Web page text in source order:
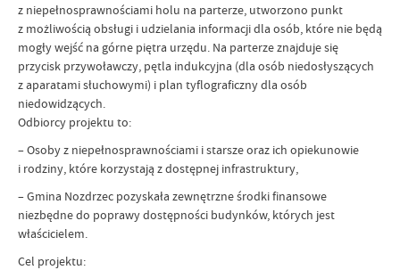
z niepełnosprawnościami holu na parterze, utworzono punkt
z możliwością obsługi i udzielania informacji dla osób, które nie będą
mogły wejść na górne piętra urzędu. Na parterze znajduje się
przycisk przywoławczy, pętla indukcyjna (dla osób niedosłyszących
z aparatami słuchowymi) i plan tyflograficzny dla osób
niedowidzących.
Odbiorcy projektu to:
– Osoby z niepełnosprawnościami i starsze oraz ich opiekunowie
i rodziny, które korzystają z dostępnej infrastruktury,
– Gmina Nozdrzec pozyskała zewnętrzne środki finansowe
niezbędne do poprawy dostępności budynków, których jest
właścicielem.
Cel projektu: